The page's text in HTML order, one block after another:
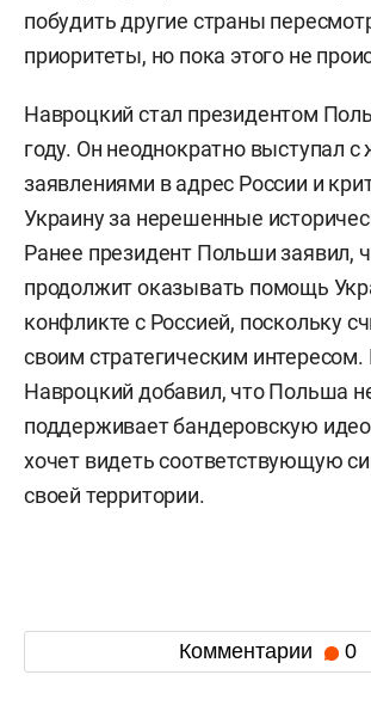
побудить другие страны
приоритеты, но пока этого не
Навроцкий стал президентом
году. Он неоднократно выступал
заявлениями в адрес России и
Украину за нерешенные
Ранее президент Польши заявил,
продолжит оказывать помощь
конфликте с Россией, поскольку
своим стратегическим
Навроцкий добавил, что Польша
поддерживает бандеровскую
хочет видеть соответствующую
своей территории.
Комментарии 0